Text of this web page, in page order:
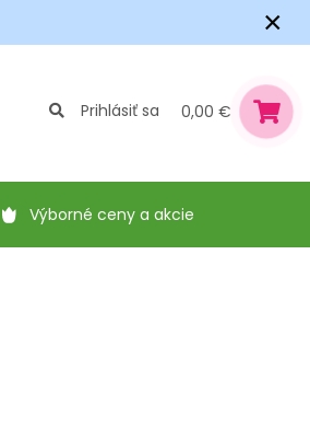
×
Prihlásiť sa 0,00 €
Výborné ceny a akcie